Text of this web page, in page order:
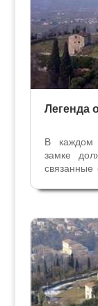
Легенда
В каждом
замке
Главное